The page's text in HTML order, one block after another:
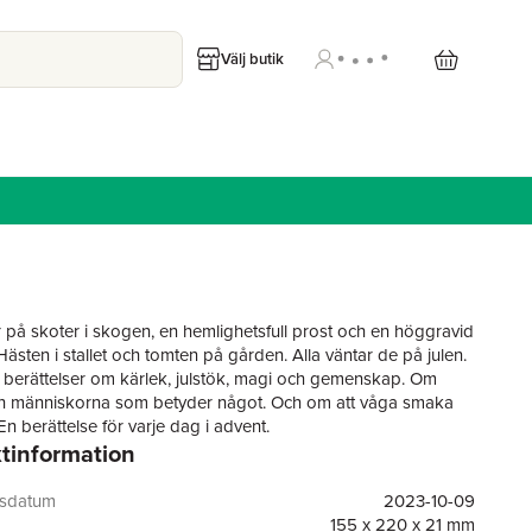
Välj butik
på skoter i skogen, en hemlighetsfull prost och en höggravid
i stallet och tomten på gården. Alla väntar de på julen.
om kärlek, julstök, magi och gemenskap. Om
människorna som betyder något. Och om att våga smaka
berättelse för varje dag i advent.
jul är en unik julantologi där alla berättelser är skrivna av
Lindgren, till modernare storheter som Kerstin Ekman,
och Karolina Ramqvist. Det blir såväl stämningsfullt och
2023-10-09
155 x 220 x 21 mm